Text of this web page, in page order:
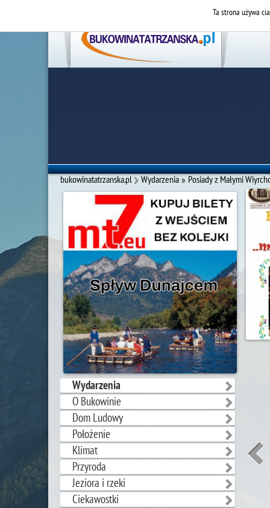
bukowinatatrzanska.pl Wydarzenia » Posiady z Małymi
Wydarzenia
O Bukowinie
Dom Ludowy
Położenie
Klimat
Przyroda
Jeziora i rzeki
Ciekawostki
Ta strona używa